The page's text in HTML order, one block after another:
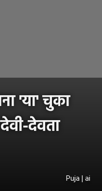
'या' चुका
देवता
Puja | ai